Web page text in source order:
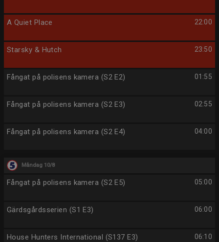
22:00
A Quiet Place
23:50
Starsky & Hutch
01:55
Fångat på polisens kamera (S2 E2)
02:55
Fångat på polisens kamera (S2 E3)
04:00
Fångat på polisens kamera (S2 E4)
Måndag 10/8
05:00
Fångat på polisens kamera (S2 E5)
06:00
Gärdsgårdsserien (S1 E3)
06:10
House Hunters International (S137 E3)